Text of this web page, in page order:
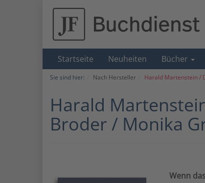
Startseite Neuheiten Bücher
Sie sind hier: Nach Hersteller Harald Martenstein /
Harald
Broder / Monika
Wenn